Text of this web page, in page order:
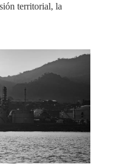
territorial, la